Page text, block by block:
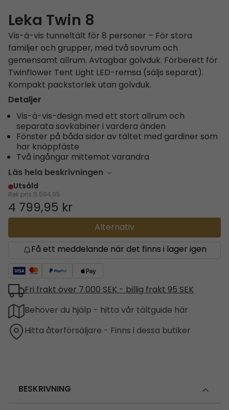
Leka Twin 8
Vis-à-vis tunneltält för 8 personer – För stora
familjer och grupper, med två sovrum och
gemensamt allrum. Avtagbar golvduk. Förberett för
Twinflower Tent Light LED-remsa (säljs separat).
Kompakt packstorlek utan golvduk.
Detaljer
Vis-à-vis-design med ett stort allrum och
separata sovkabiner i vardera änden
Fönster på båda sidor av tältet med gardiner som
har knäppfäste
Två ingångar mittemot varandra
Läs hela beskrivningen
Utsåld
Rek.pris 5 594,95
4 799,95 kr
Alternativ
Få ett meddelande när det finns i lager igen
Fri frakt över 7.000 SEK - billig frakt 95 SEK
Behöver du hjälp - hitta vår tältguide här
Hitta återförsäljare - Finns i dessa butiker
BESKRIVNING